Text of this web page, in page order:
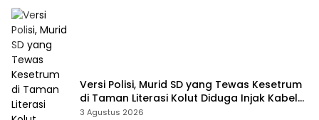
Versi Polisi, Murid SD yang Tewas Kesetrum
di Taman Literasi Kolut Diduga Injak Kabel
Beraliran Listrik
3 Agustus 2026